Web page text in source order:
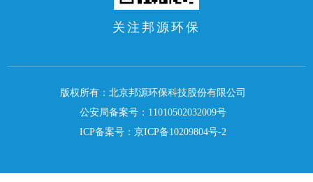
关注邦源环保
版权所有：北京邦源环保科技股份有限公司
公安局备案号：11010502032009号
ICP备案号： 京ICP备10209804号-2